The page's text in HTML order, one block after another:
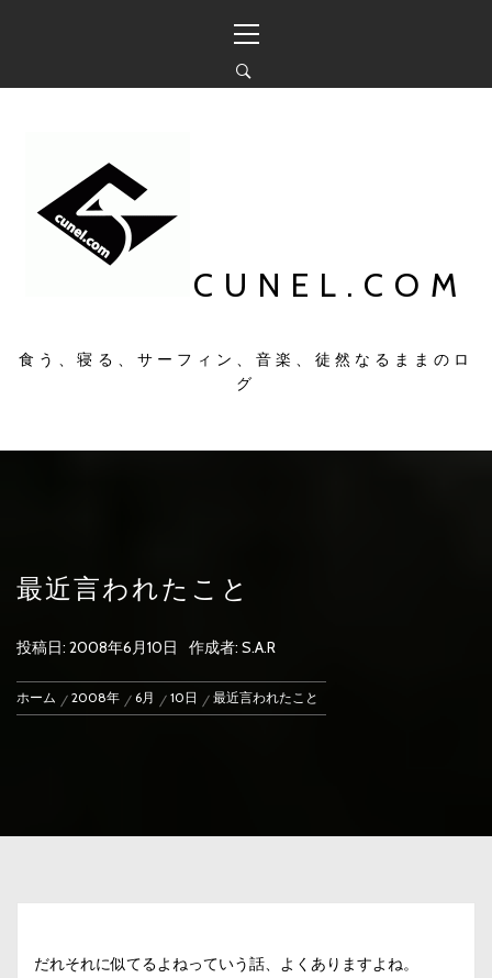
ン
イ
ン
メ
CUNEL.COM
食う、寝る、サーフィン、音楽、徒然なるままのロ
グ
最近言われたこと
投稿日: 2008年6月10日 作成者: S.A.R
ホーム 2008年 6月 10日 最近言われたこと
だれそれに似てるよねっていう話、よくありますよね。